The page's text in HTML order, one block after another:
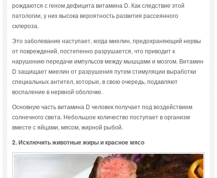
рождаются с геном дефицита витамина D. Как следствие этой
патологии, у них высока вероятность развития рассеянного
склероза.
Это заболевание наступает, когда миелин, предохраняющий нервы
от повреждений, постепенно разрушается, что приводит к
нарушению передачи импульсов между мышцами и мозгом. Витамин
D защищает миелин от разрушения путем стимуляции выработки
специальных антител, которые, в свою очередь, подавляют
воспаление в нервной оболочке.
Основную часть витамина D человек получает под воздействием
солнечного света. Небольшое количество поступает в организм
вместе с яйцами, мясом, жирной рыбой.
2. Исключить животные жиры и красное мясо